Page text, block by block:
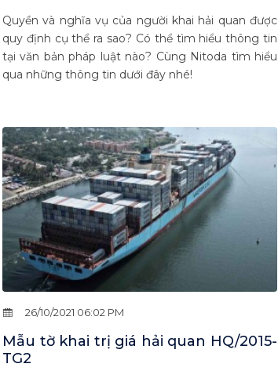
Quyền và nghĩa vụ của người khai hải quan được
quy định cụ thể ra sao? Có thể tìm hiểu thông tin
tại văn bản pháp luật nào? Cùng Nitoda tìm hiểu
qua những thông tin dưới đây nhé!
26/10/2021 06:02 PM
Mẫu tờ khai trị giá hải quan HQ/2015-
TG2